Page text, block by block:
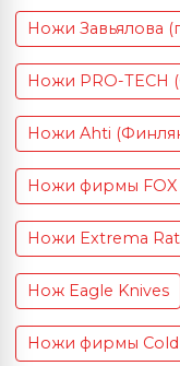
Ножи Завьялова
Ножи PRO-TECH
Ножи Ahti
Ножи фирмы FOX
Ножи Extrema
Нож Eagle Knives
Ножи фирмы